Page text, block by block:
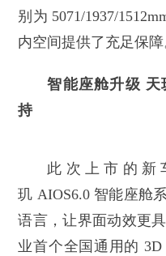
别为 5071/1937/
内空间提供了充足保障
智能座舱升级 天
持
此次上市的新
玑 AIOS6.0 智能座舱
语言，让界面动效更
业首个全国通用的